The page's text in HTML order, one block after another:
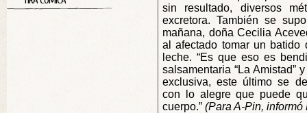
sin resultado, diversos
excretora. También se
mañana, doña Cecilia
al afectado tomar un batido
leche. “Es que eso es
salsamentaria “La Amistad”
exclusiva, este último se
con lo alegre que puede
cuerpo.” (Para A-Pin,